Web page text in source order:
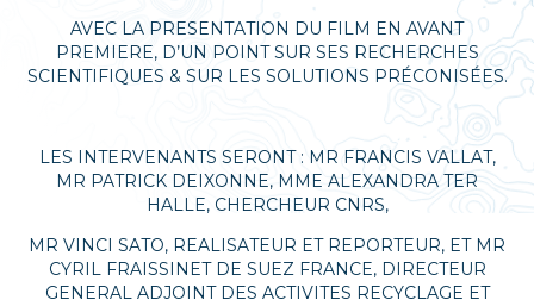
AVEC LA PRESENTATION DU FILM EN AVANT
PREMIERE, D’UN POINT SUR SES RECHERCHES
SCIENTIFIQUES & SUR LES SOLUTIONS PRÉCONISÉES.
LES INTERVENANTS SERONT : MR FRANCIS VALLAT,
MR PATRICK DEIXONNE, MME ALEXANDRA TER
HALLE, CHERCHEUR CNRS,
MR VINCI SATO, REALISATEUR ET REPORTEUR, ET MR
CYRIL FRAISSINET DE SUEZ FRANCE, DIRECTEUR
GENERAL ADJOINT DES ACTIVITES RECYCLAGE ET